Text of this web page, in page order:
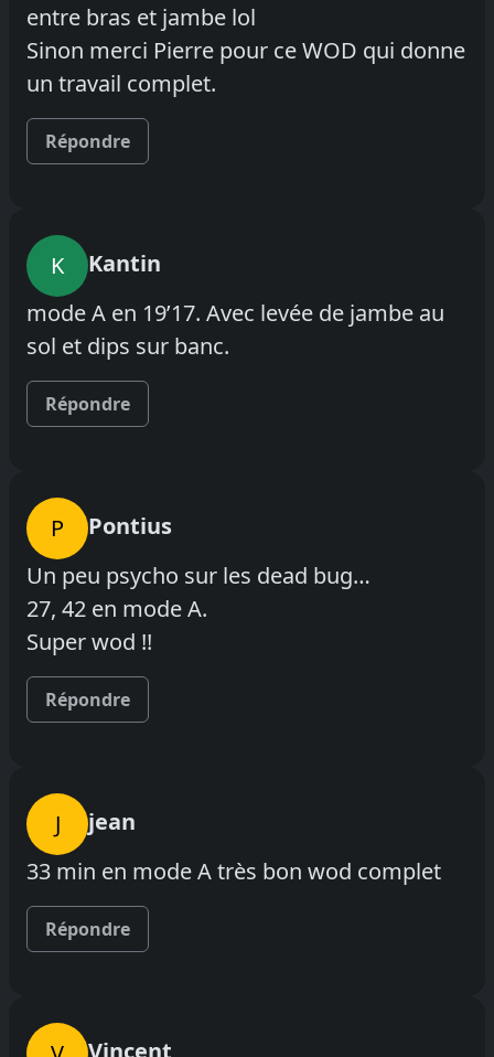
entre bras et jambe lol
Sinon merci Pierre pour ce WOD qui donne
un travail complet.
Répondre
K
Kantin
mode A en 19’17. Avec levée de jambe au
sol et dips sur banc.
Répondre
P
Pontius
Un peu psycho sur les dead bug…
27, 42 en mode A.
Super wod !!
Répondre
J
jean
33 min en mode A très bon wod complet
Répondre
Vincent